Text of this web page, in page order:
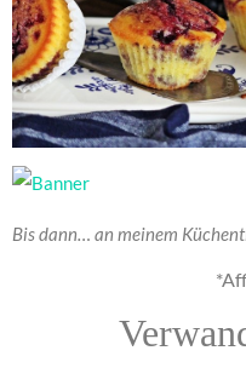
Bis dann… an meinem